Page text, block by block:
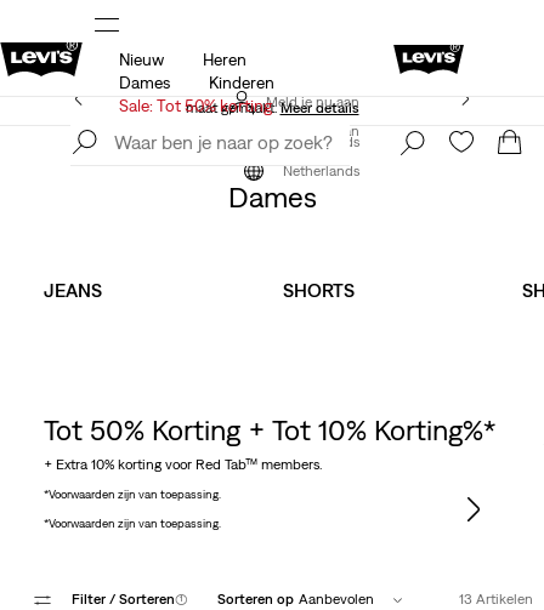
Sale: tot 50% + extra 10% korting*Meer details
Meld je nu aan
Netherlands
Nieuw
Heren
Dames
Kinderen
Sale: Tot 50% korting
Levi's App. Het beste van Levi’s®, speciaal voor jou op
maat gemaakt.Meer details
Meld je nu aan
Netherlands
Kleding
Dames
JEANS SHORTS
Tot 50% Korting + Tot 10% Korting%*
+ Extra 10% korting voor Red Tab™ members.
*Voorwaarden zijn van toepassing.
*Voorwaarden zijn van toepassing.
Filter / Sorteren(1) Sorteren op Aanbevolen 13 Artikelen